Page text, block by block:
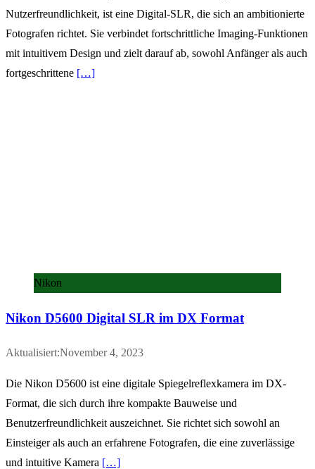
Nutzerfreundlichkeit, ist eine Digital-SLR, die sich an ambitionierte
Fotografen richtet. Sie verbindet fortschrittliche Imaging-Funktionen
mit intuitivem Design und zielt darauf ab, sowohl Anfänger als auch
fortgeschrittene […]
Nikon
Nikon D5600 Digital SLR im DX Format
Aktualisiert:November 4, 2023
Die Nikon D5600 ist eine digitale Spiegelreflexkamera im DX-
Format, die sich durch ihre kompakte Bauweise und
Benutzerfreundlichkeit auszeichnet. Sie richtet sich sowohl an
Einsteiger als auch an erfahrene Fotografen, die eine zuverlässige
und intuitive Kamera […]